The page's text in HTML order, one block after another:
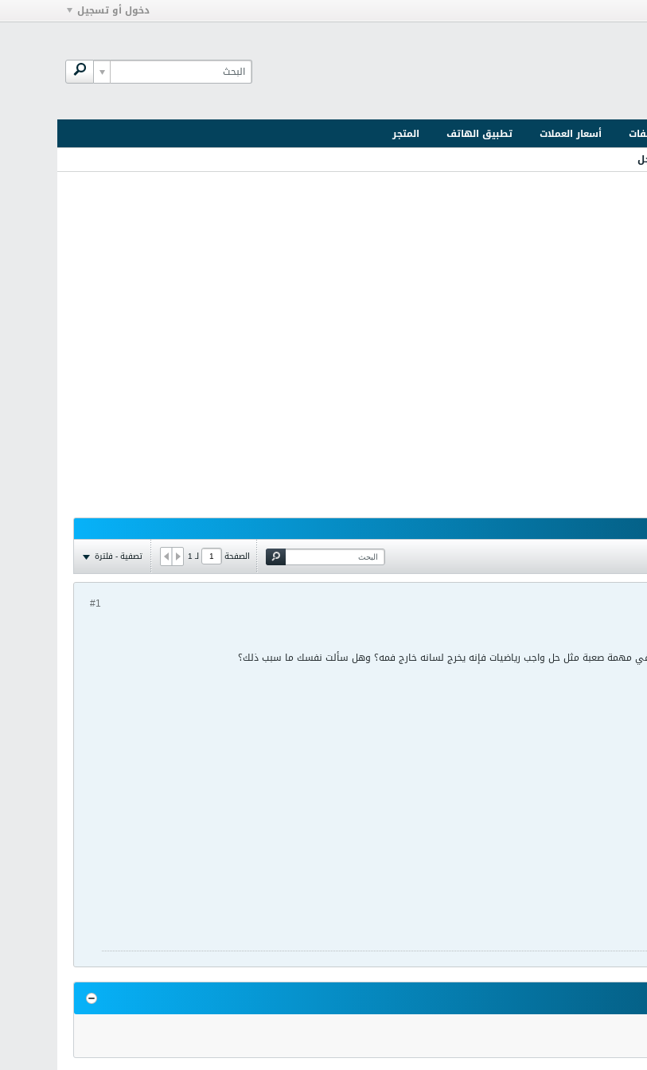
دخول أو تسجيل
أسعار العملات تطبيق الهاتف
المتجر
الصفحة لـ1 تصفية - فلترة
#1
في مهمة صعبة مثل حل واجب رياضيات فإنه يخرج لسانه خارج فمه؟ وهل سألت نفسك ما سبب ذلك؟